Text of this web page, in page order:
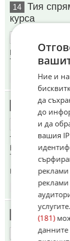
14
Тия
курса
Какъвто държат
Турция.
15.06.2026
ОТГОВОР
Това са
Никой в ​​Скопие
Трябва да
Коментиран от#21
15.06.2026
Тра-ла-
ОТГОВОР
Ние и
да
до
и да
вашия
(181)
данните